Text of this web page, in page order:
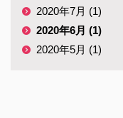
2020年7月 (1)
2020年6月 (1)
2020年5月 (1)